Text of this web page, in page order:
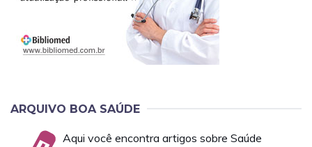
ARQUIVO BOA SAÚDE
Aqui você encontra artigos sobre Saúde